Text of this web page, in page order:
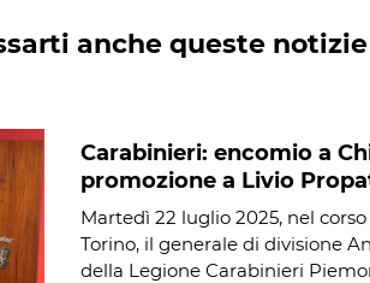
anche queste notizie
Carabinieri: encomio a
promozione a Livio
Martedì 22 luglio 2025, nel
Torino, il generale di divisione
della Legione Carabinieri